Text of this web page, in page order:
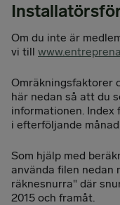
Om du inte är
vi till
Omräkningsfaktorer
här nedan så att du
informationen. Index
i efterföljande
Som hjälp med
använda filen nedan
räknesnurra" där
2015 och framåt.